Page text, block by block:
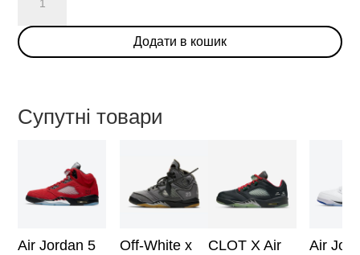
Jordan
5
Retro
Додати в кошик
Супутні товари
Air Jordan 5
Off-White x
CLOT X Air
Air